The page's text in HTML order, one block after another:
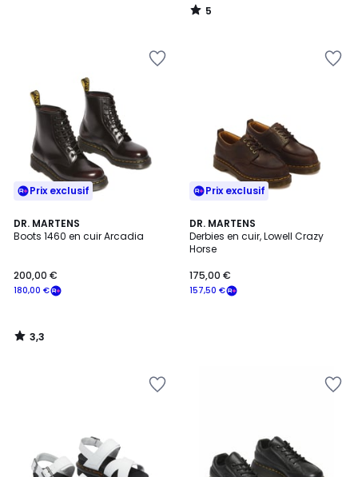
5
/
Prix exclusif
DR. MARTENS
Boots 1460 en cuir Arcadia
180,00 €
200,00 €
3,3
/ 5
3,3
/
Prix exclusif
DR. MARTENS
Derbies en cuir, Lowell Crazy
Horse
157,50 €
175,00 €